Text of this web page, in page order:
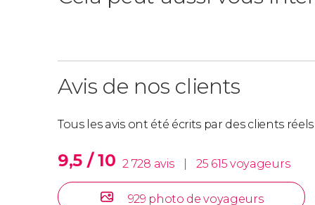
Avis de nos clients
Tous les avis ont été écrits par des clients
9,5 / 10 2 728 avis 25 615 voyageurs
929 photo de voyageurs